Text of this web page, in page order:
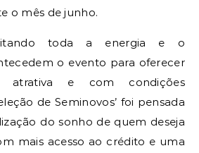
o mês de junho.
toda a energia e o
o evento para oferecer
atrativa e com condições
de Seminovos’ foi pensada
do sonho de quem deseja
mais acesso ao crédito e uma